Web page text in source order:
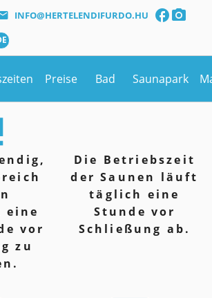
INFO@HERTELENDIFURDO.HU facebookphoto_camera
Preise Bad Saunapark
UNSERE
eine
vor
zu
Die Betriebszeit
der Saunen läuft
täglich eine
Stunde vor
Schließung ab.